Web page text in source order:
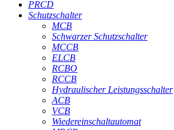
PRCD
Schutzschalter
MCB
Schwarzer Schutzschalter
MCCB
ELCB
RCBO
RCCB
Hydraulischer Leistungsschalter
ACB
VCB
Wiedereinschaltautomat